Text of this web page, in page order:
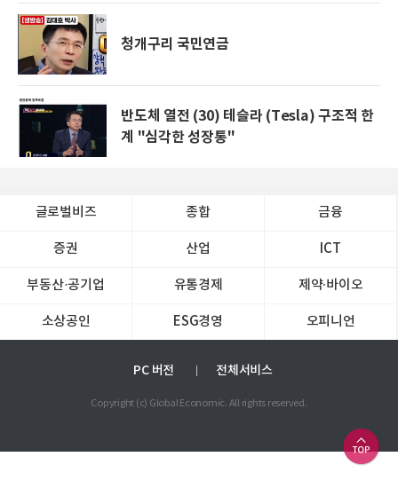
청개구리 국민연금
반도체 열전 (30) 테슬라 (Tesla) 구조적 한
계 "심각한 성장통"
글로벌비즈 종합 금융
증권 산업 ICT
부동산·공기업 유통경제 제약∙바이오
소상공인 ESG경영 오피니언
PC 버전 전체서비스
Copyright (c) Global Economic. All rights reserved.